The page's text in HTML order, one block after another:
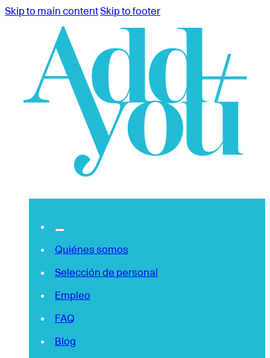
Skip to main contentSkip to footer
Quiénes somos
Selección de personal
Empleo
FAQ
Blog